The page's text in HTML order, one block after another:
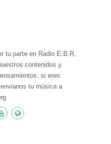
tu parte en Radio E.B.R,
contenidos y
si eres
tu música a